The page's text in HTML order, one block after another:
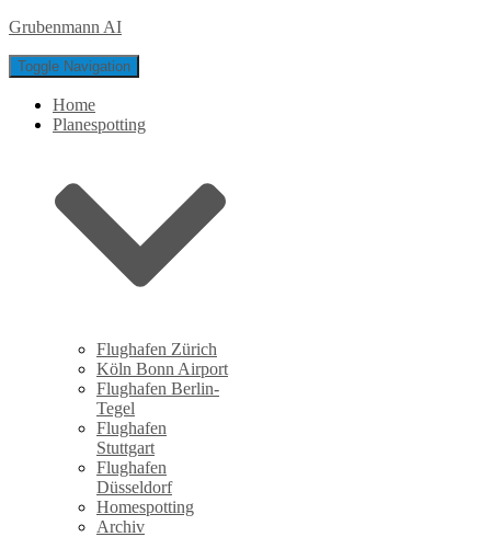
Grubenmann AI
Toggle Navigation
Home
Planespotting
Flughafen Zürich
Köln Bonn Airport
Flughafen Berlin-
Tegel
Flughafen
Stuttgart
Flughafen
Düsseldorf
Homespotting
Archiv